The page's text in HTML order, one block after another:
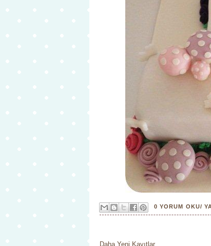
0 YORUM OKU/
Daha Yeni Kayıtlar